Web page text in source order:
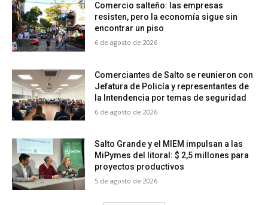
Comercio salteño: las empresas
resisten, pero la economía sigue sin
encontrar un piso
6 de agosto de 2026
Comerciantes de Salto se reunieron con
Jefatura de Policía y representantes de
la Intendencia por temas de seguridad
6 de agosto de 2026
Salto Grande y el MIEM impulsan a las
MiPymes del litoral: $ 2,5 millones para
proyectos productivos
5 de agosto de 2026